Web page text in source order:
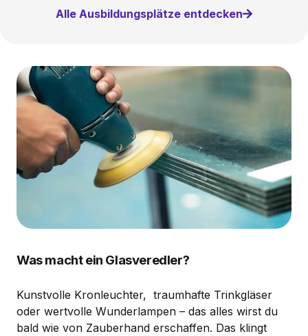
Alle Ausbildungsplätze entdecken
Was macht ein Glasveredler?
Kunstvolle Kronleuchter, traumhafte Trinkgläser
oder wertvolle Wunderlampen – das alles wirst du
bald wie von Zauberhand erschaffen. Das klingt